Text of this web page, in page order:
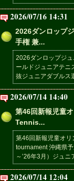
2026/07/16 14:31
2026ダンロップ
手権 兼...
2026ダンロップジ
ールドジュニアテニ
抜ジュニアダブルス
2026/07/14 14:40
第46回新報児童
Tennis...
第46回新報児童オ
tournament 沖縄県
～’26年3月）ジュニ
2026/07/14 12:04